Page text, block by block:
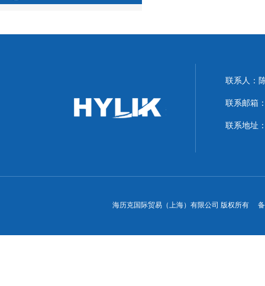
联系人：
联系邮箱
联系地址
海历克国际贸易（上海）有限公司 版权所有